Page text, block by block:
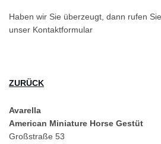
Haben wir Sie überzeugt, dann rufen
unser Kontaktformular
ZURÜCK
Avarella
American Miniature Horse Gestüt
Großstraße 53